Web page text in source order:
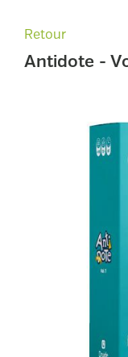
Retour
Antidote -